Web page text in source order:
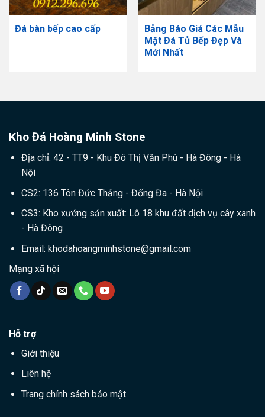
Đá bàn bếp cao cấp
Bảng Báo Giá Các Mẫu
Mặt Đá Tủ Bếp Đẹp Và
Mới Nhất
Kho Đá Hoàng Minh Stone
Địa chỉ: 42 - TT9 - Khu Đô Thị Văn Phú - Hà Đông - Hà
Nội
CS2: 136 Tôn Đức Thắng - Đống Đa - Hà Nội
CS3: Kho xưởng sản xuất: Lô 18 khu đất dịch vụ cây xanh
- Hà Đông
Email: khodahoangminhstone@gmail.com
Mạng xã hội
Hỗ trợ
Giới thiệu
Liên hệ
Trang chính sách bảo mật